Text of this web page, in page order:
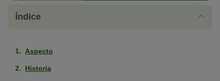
Índice
Aspecto
Historia